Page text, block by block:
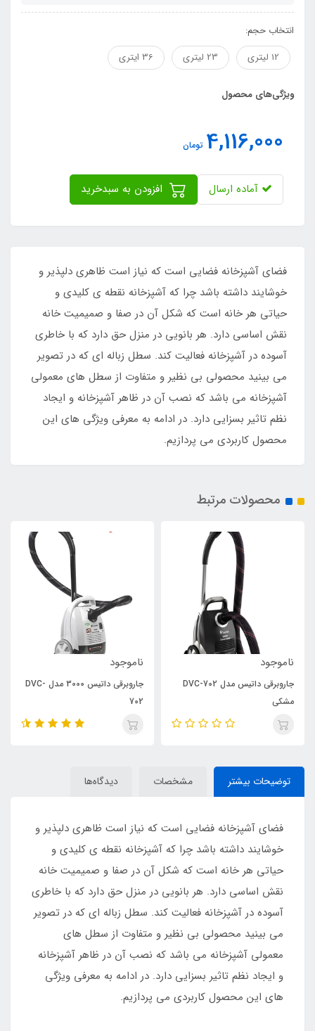
انتخاب حجم:
12 لیتری
23 لیتری 36 ایتری
ویژگی‌های محصول
4,116,000 تومان
آماده ارسال
فضای آشپزخانه فضایی است که نیاز است ظاهری دلپذیر و
خوشایند داشته باشد چرا که آشپزخانه نقطه ی کلیدی و
حیاتی هر خانه است که شکل آن در صفا و صمیمیت خانه
نقش اساسی دارد. هر بانویی در منزل حق دارد که با خاطری
آسوده در آشپزخانه فعالیت کند. سطل زباله ای که در تصویر
می بینید محصولی بی نظیر و متفاوت از سطل های معمولی
آشپزخانه می باشد که نصب آن در ظاهر آشپزخانه و ایجاد
نظم تاثیر بسزایی دارد. در ادامه به معرفی ویژگی های این
محصول کاربردی می پردازیم.
محصولات مرتبط
ناموجود
جاروبرقی داتیس مدل DVC-702
مشکی
ناموجود
جاروبرقی داتیس 3000 مدل DVC-
702
توضیحات بیشتر مشخصات دیدگاه‌ها
فضای آشپزخانه فضایی است که نیاز است ظاهری دلپذیر و
خوشایند داشته باشد چرا که آشپزخانه نقطه ی کلیدی و
حیاتی هر خانه است که شکل آن در صفا و صمیمیت خانه
نقش اساسی دارد. هر بانویی در منزل حق دارد که با خاطری
آسوده در آشپزخانه فعالیت کند. سطل زباله ای که در تصویر
می بینید محصولی بی نظیر و متفاوت از سطل های
معمولی آشپزخانه می باشد که نصب آن در ظاهر آشپزخانه
و ایجاد نظم تاثیر بسزایی دارد. در ادامه به معرفی ویژگی
های این محصول کاربردی می پردازیم.